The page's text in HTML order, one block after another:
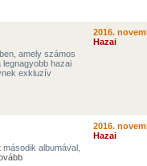
amely számos
hazai
exkluzív
2016.
Hazai
albumával,
2016.
Hazai